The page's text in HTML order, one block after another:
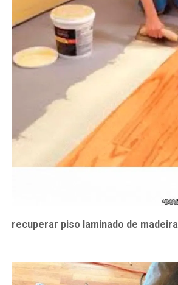
recuperar piso laminado de madeira